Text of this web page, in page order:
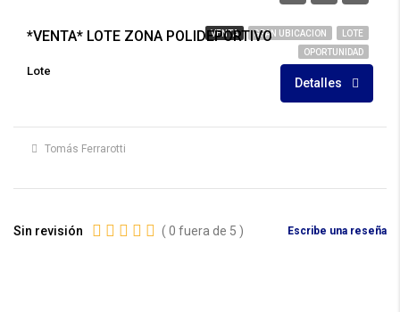
VENTA GRAN UBICACION
LOTE
OPORTUNIDAD
*VENTA* LOTE ZONA POLIDEPORTIVO
Lote
Detalles
Tomás Ferrarotti
Sin revisión ( 0 fuera de 5 ) Escribe una reseña